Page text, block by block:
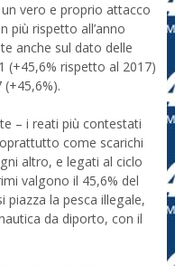
vero e proprio attacco
più rispetto all’anno
anche sul dato delle
(+45,6% rispetto al 2017)
– i reati più contestati
come scarichi
altro, e legati al ciclo
valgono il 45,6% del
piazza la pesca illegale,
da diporto, con il